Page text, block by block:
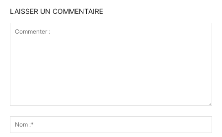
LAISSER UN COMMENTAIRE
:*